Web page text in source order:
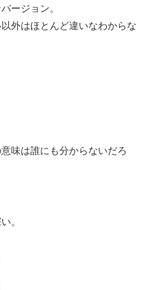
ージョン。
外はほとんど違いなわからな
味は誰にも分からないだろ
。